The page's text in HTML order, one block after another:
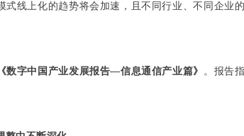
线上化的趋势将会加速，且不同行业、不同企
《数字中国产业发展报告—信息通信产业篇》 。报告